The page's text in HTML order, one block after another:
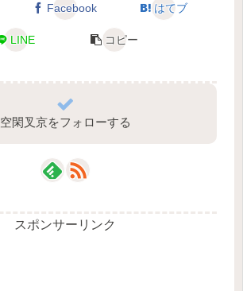
Facebook はてブ
LINE コピー
空閑叉京をフォローする
スポンサーリンク